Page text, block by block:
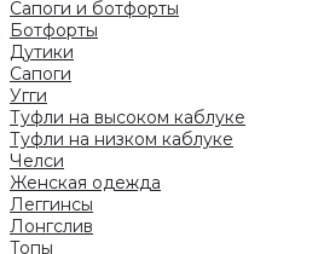
Сапоги и ботфорты
Ботфорты
Дутики
Сапоги
Угги
Туфли на высоком каблуке
Туфли на низком каблуке
Челси
Женская одежда
Леггинсы
Лонгслив
Топы